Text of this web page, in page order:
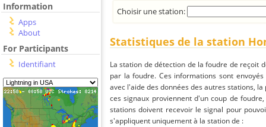
Information
Apps
About
For Participants
Identifiant
Choisir une station:
Statistiques de la station
La station de détection de la foudre de reçoit
par la foudre. Ces informations sont
avec l'aide des données des autres stations,
ces signaux proviennent d'un coup de
stations doivent recevoir le signal pour
s'appliquent uniquement à la station de :